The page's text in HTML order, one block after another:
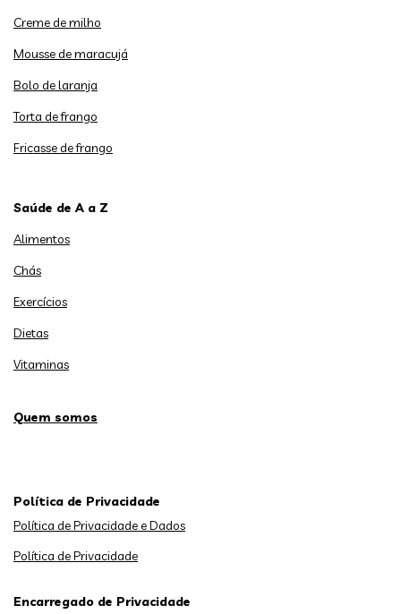
Creme de milho
Mousse de maracujá
Bolo de laranja
Torta de frango
Fricasse de frango
Saúde de A a Z
Alimentos
Chás
Exercícios
Dietas
Vitaminas
Quem somos
Política de Privacidade
Política de Privacidade e Dados
Política de Privacidade
Encarregado de Privacidade